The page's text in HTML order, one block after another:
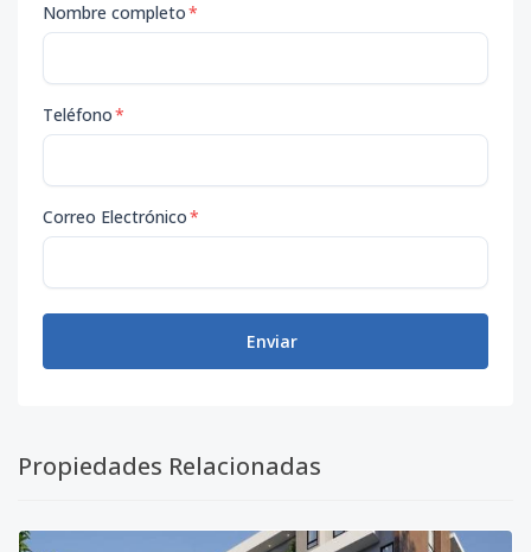
Nombre completo*
Teléfono*
Correo Electrónico*
Enviar
Propiedades Relacionadas